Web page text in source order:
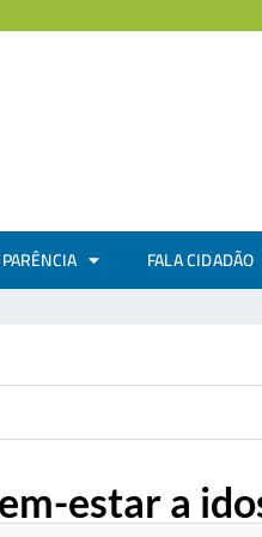
FALA CIDADÃO
estar a